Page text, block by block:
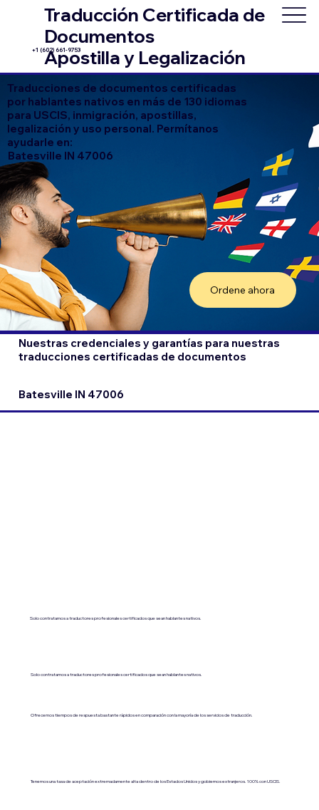
Traducción Certificada de
Documentos
Apostilla y Legalización
+1 (602) 661-9753
Traducciones de documentos certificadas
por hablantes nativos en más de 130 idiomas
para USCIS, inmigración, apostillas,
legalización y uso personal. Permítanos
ayudarle en:
Batesville IN 47006
Ordene ahora
Nuestras credenciales y garantías para nuestras
traducciones certificadas de documentos
Batesville IN 47006
Solo contratamos a traductores profesionales certificados que sean hablantes nativos.
Solo contratamos a traductores profesionales certificados que sean hablantes nativos.
Ofrecemos tiempos de respuesta bastante rápidos en comparación con la mayoría de los servicios de traducción.
Tenemos una tasa de aceptación extremadamente alta dentro de los Estados Unidos y gobiernos extranjeros. 100% con USCIS.